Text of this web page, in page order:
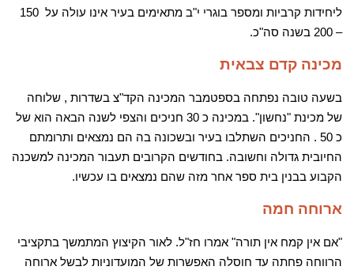
ליחידות קרביות ומספר בוגרי י"ב מתאימים בעיר אינו עולה על 150
– 200 בשנה סה"כ.
מכינה קדם צבאית
בשעה טובה נפתחה בספטמבר המכינה הקד"צ בשדרות , שלוחה
של מכינת "נחשון". במכינה כ 30 חניכים והצפי לשנה הבאה הוא של
כ 50 . החניכים השתלבו בעיר ובשכונה בה הם נמצאים ותרומתם
החיובית גדולה וחשובה. בחודשים הקרובים תעבור המכינה למשכנה
הקבוע בבנין בית ספר אחר מזה שהם נמצאים בו עכשיו.
ארוחה חמה
"אם אין קמח אין תורה" אמרו חז"ל. לאור הקיצוץ המתמשך בתקציבי
הרווחה פחתה עד חוסלה האפשרות של המועדוניות לבשל ארוחה